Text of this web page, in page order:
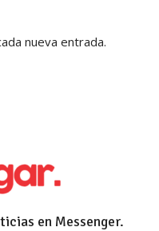
nueva entrada.
en Messenger.